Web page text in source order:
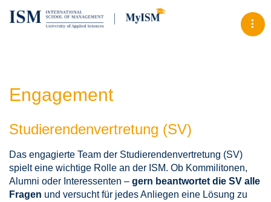
Engagement
Studierendenvertretung (SV)
Das engagierte Team der Studierendenvertretung (SV)
spielt eine wichtige Rolle an der ISM. Ob Kommilitonen,
Alumni oder Interessenten – gern beantwortet die SV alle
Fragen und versucht für jedes Anliegen eine Lösung zu